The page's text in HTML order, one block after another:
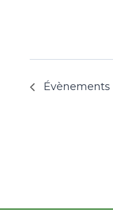
Évènements